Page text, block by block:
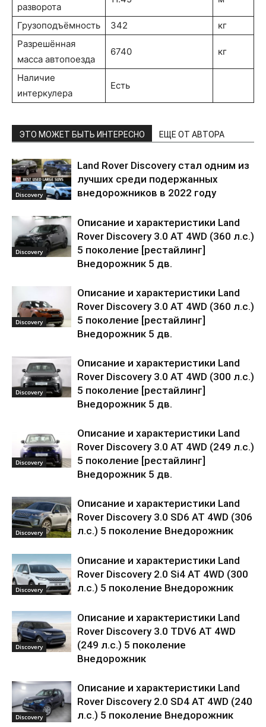
разворота
Грузоподъёмность 342
кг
Разрешённая
масса автопоезда
6740 кг
Наличие
интеркулера
Есть
ЭТО МОЖЕТ БЫТЬ ИНТЕРЕСНО ЕЩЕ ОТ АВТОРА
Discovery
Land Rover Discovery стал одним из
лучших среди подержанных
внедорожников в 2022 году
Discovery
Описание и характеристики Land
Rover Discovery 3.0 AT 4WD (360 л.с.)
5 поколение [рестайлинг]
Внедорожник 5 дв.
Discovery
Описание и характеристики Land
Rover Discovery 3.0 AT 4WD (360 л.с.)
5 поколение [рестайлинг]
Внедорожник 5 дв.
Discovery
Описание и характеристики Land
Rover Discovery 3.0 AT 4WD (300 л.с.)
5 поколение [рестайлинг]
Внедорожник 5 дв.
Discovery
Описание и характеристики Land
Rover Discovery 3.0 AT 4WD (249 л.с.)
5 поколение [рестайлинг]
Внедорожник 5 дв.
Discovery
Описание и характеристики Land
Rover Discovery 3.0 SD6 AT 4WD (306
л.с.) 5 поколение Внедорожник
Discovery
Описание и характеристики Land
Rover Discovery 2.0 Si4 AT 4WD (300
л.с.) 5 поколение Внедорожник
Discovery
Описание и характеристики Land
Rover Discovery 3.0 TDV6 AT 4WD
(249 л.с.) 5 поколение
Внедорожник
Discovery
Описание и характеристики Land
Rover Discovery 2.0 SD4 AT 4WD (240
л.с.) 5 поколение Внедорожник